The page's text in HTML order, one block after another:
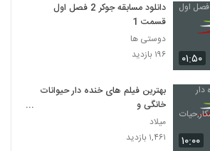
۰۱:۵۰
دانلود مسابقه جوکر 2 فصل اول
قسمت 1
دوستی ها
۱۹۶ بازدید
۱۰:۰۰
بهترین فیلم های خنده دار حیوانات
خانگی و
کودکان,مستند,حیوانات,شکار,حیات
وحش,راز بقا
میلاد
۱,۴۶۱ بازدید